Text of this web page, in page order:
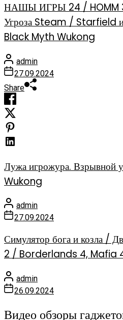
НАШЫ ИГРЫ 24 / HOMM 3
Угроза Steam / Starfield
Black Myth Wukong
admin
27.09.2024
Share
Лужа игрожура. Взрывной
Wukong
admin
27.09.2024
Симулятор бога и козла /
2 / Borderlands 4, Mafia
admin
26.09.2024
Видео обзоры